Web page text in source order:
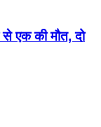
एक की मौत, दो